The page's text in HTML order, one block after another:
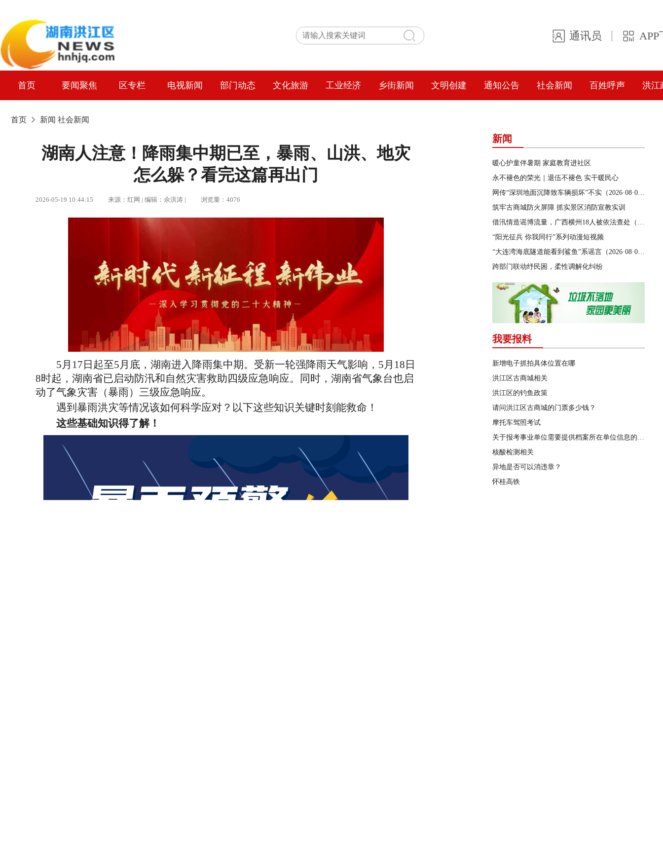
通讯员 APP
首页 要闻聚焦 区专栏 电视新闻 部门动态 文化旅游 工业经济 乡街新闻 文明创建 通知公告 社会新闻 百姓呼声 洪江
首页 新闻 社会新闻
湖南人注意！降雨集中期已至，暴雨、山洪、地灾
怎么躲？看完这篇再出门
2026-05-19 10:44:15 来源：红网 | 编辑：佘洪涛 | 浏览量：4076
5月17日起至5月底，湖南进入降雨集中期。受新一轮强降雨天气影响，5月18日
8时起，湖南省已启动防汛和自然灾害救助四级应急响应。同时，湖南省气象台也启
动了气象灾害（暴雨）三级应急响应。
遇到暴雨洪灾等情况该如何科学应对？以下这些知识关键时刻能救命！
这些基础知识得了解！
新闻
暖心护童伴暑期 家庭教育进社区
永不褪色的荣光｜退伍不褪色 实干暖民心
网传“深圳地面沉降致车辆损坏”不实（2026·08·06）
筑牢古商城防火屏障 抓实景区消防宣教实训
借汛情造谣博流量，广西横州18人被依法查处（2026·08·05）
“阳光征兵 你我同行”系列动漫短视频
“大连湾海底隧道能看到鲨鱼”系谣言（2026·08·04）
跨部门联动纾民困，柔性调解化纠纷
我要报料
新增电子抓拍具体位置在哪
洪江区古商城相关
洪江区的钓鱼政策
请问洪江区古商城的门票多少钱？
摩托车驾照考试
关于报考事业单位需要提供档案所在单位信息的问题
核酸检测相关
异地是否可以消违章？
怀桂高铁